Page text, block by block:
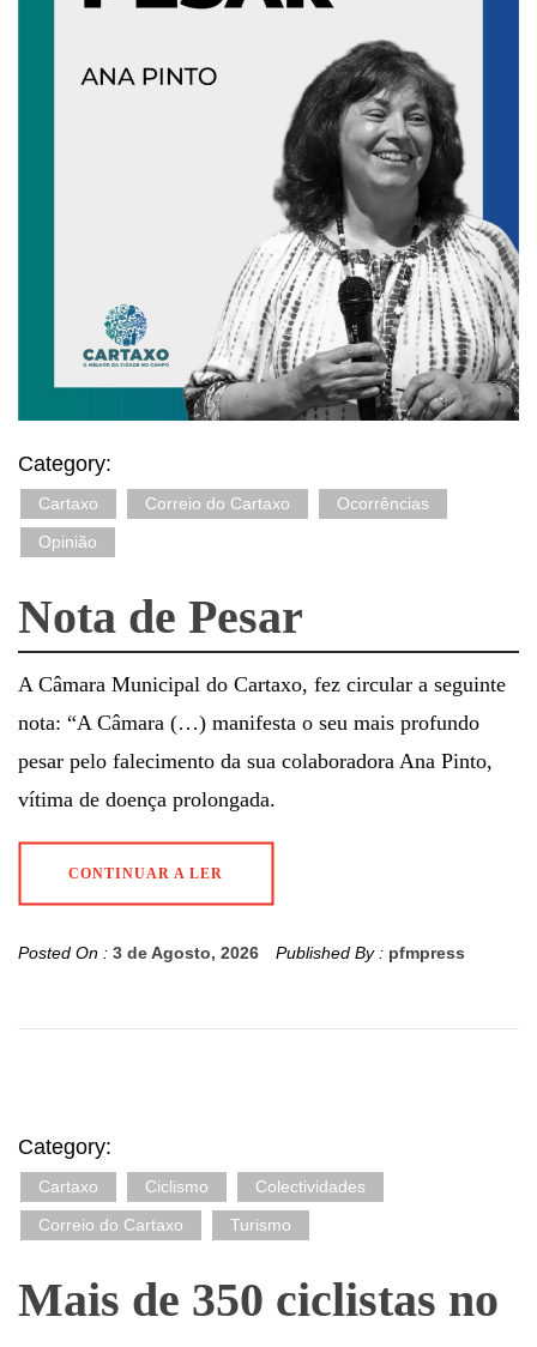
Category:
Cartaxo Correio do Cartaxo
Ocorrências
Opinião
Nota de Pesar
A Câmara Municipal do Cartaxo, fez circular a seguinte
nota: “A Câmara (…) manifesta o seu mais profundo
pesar pelo falecimento da sua colaboradora Ana Pinto,
vítima de doença prolongada.
CONTINUAR A LER
Posted On : 3 de Agosto, 2026 Published By : pfmpress
Category:
Cartaxo Ciclismo
Colectividades
Correio do Cartaxo
Turismo
Mais de 350 ciclistas no